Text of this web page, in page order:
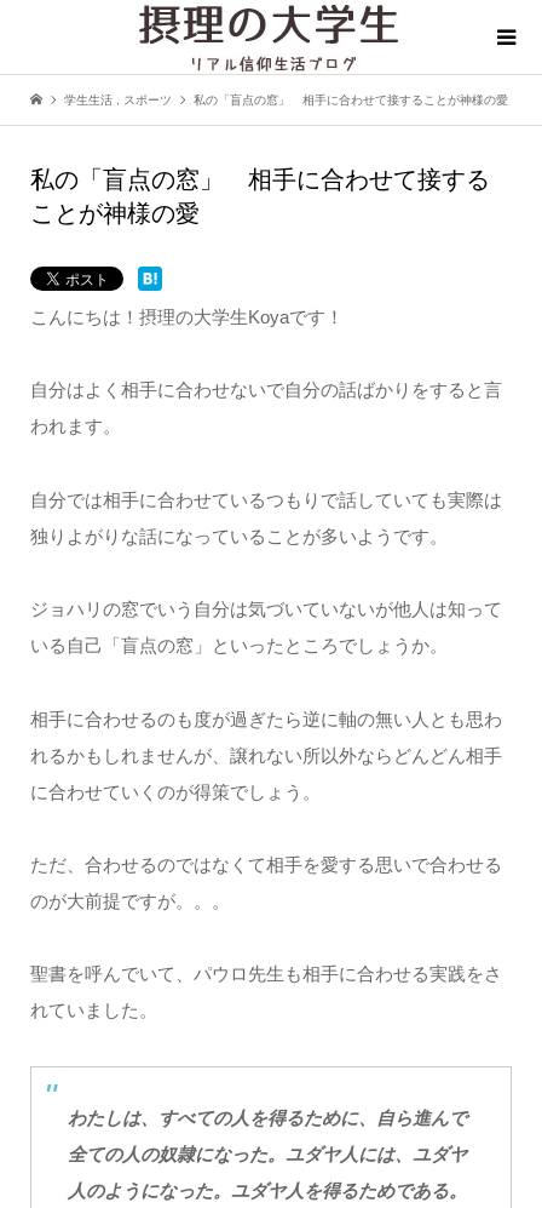
学生生活 スポーツ 私の「盲点の窓」 相手に合わせて接することが神様の愛
私の「盲点の窓」 相手に合わせて接する
ことが神様の愛
こんにちは！摂理の大学生Koyaです！
自分はよく相手に合わせないで自分の話ばかりをすると言
われます。
自分では相手に合わせているつもりで話していても実際は
独りよがりな話になっていることが多いようです。
ジョハリの窓でいう自分は気づいていないが他人は知って
いる自己「盲点の窓」といったところでしょうか。
相手に合わせるのも度が過ぎたら逆に軸の無い人とも思わ
れるかもしれませんが、譲れない所以外ならどんどん相手
に合わせていくのが得策でしょう。
ただ、合わせるのではなくて相手を愛する思いで合わせる
のが大前提ですが。。。
聖書を呼んでいて、パウロ先生も相手に合わせる実践をさ
れていました。
わたしは、すべての人を得るために、自ら進んで
全ての人の奴隷になった。ユダヤ人には、ユダヤ
人のようになった。ユダヤ人を得るためである。